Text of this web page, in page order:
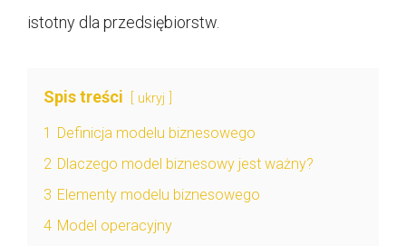
istotny dla przedsiębiorstw.
Spis treści ukryj
1 Definicja modelu biznesowego
2 Dlaczego model biznesowy jest ważny?
3 Elementy modelu biznesowego
4 Model operacyjny